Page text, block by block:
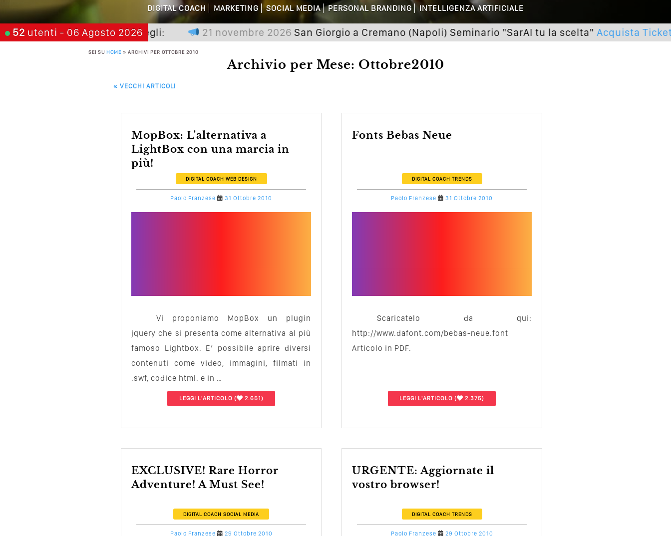
Perché Non Guadagni Sui Social Media? Probabilmente Tutto Peggiorerà
Quali Sono Gli Errori Della Comunicazione Politica? Il Caso Delle Braccia Incrociate
Come Promuoversi Nel Wedding? Il Mio Intervento Per L’Accademia Del Wedding
DIGITAL COACH MARKETING SOCIAL MEDIA PERSONAL BRANDING INTELLIGENZA ARTIFICIALE
52 utenti - 06 Agosto 2026
premia chi aspetta, scegli: 21 novembre 2026 San Giorgio a Cremano (Napoli) Seminario "SarAI tu la scelta"Acquista Ticket
SEI SU HOME » ARCHIVI PER OTTOBRE 2010
Archivio per Mese: Ottobre2010
POST NAVIGATION
« VECCHI ARTICOLI
MopBox: L'alternativa a
LightBox con una marcia in
più!
DIGITAL COACH WEB DESIGN
Paolo Franzese 31 Ottobre 2010
Vi proponiamo MopBox un plugin
jquery che si presenta come alternativa al più
famoso Lightbox. E’ possibile aprire diversi
contenuti come video, immagini, filmati in
.swf, codice html. e in …
LEGGI L'ARTICOLO ( 2.651)
Fonts Bebas Neue
DIGITAL COACH TRENDS
Paolo Franzese 31 Ottobre 2010
Scaricatelo da qui:
http://www.dafont.com/bebas-neue.font
Articolo in PDF.
LEGGI L'ARTICOLO ( 2.375)
EXCLUSIVE! Rare Horror
Adventure! A Must See!
DIGITAL COACH SOCIAL MEDIA
Paolo Franzese 29 Ottobre 2010
URGENTE: Aggiornate il
vostro browser!
DIGITAL COACH TRENDS
Paolo Franzese 29 Ottobre 2010